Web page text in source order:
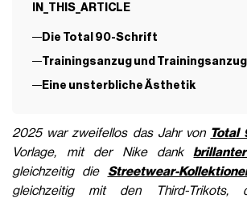
IN_THIS_ARTICLE
Die Total 90-Schrift
Trainingsanzug und Trainingsanzug
Eine unsterbliche Ästhetik
2025 war zweifellos das Jahr von Total
Vorlage, mit der Nike dank
gleichzeitig die Streetwear-
gleichzeitig mit den Third-Trikots,